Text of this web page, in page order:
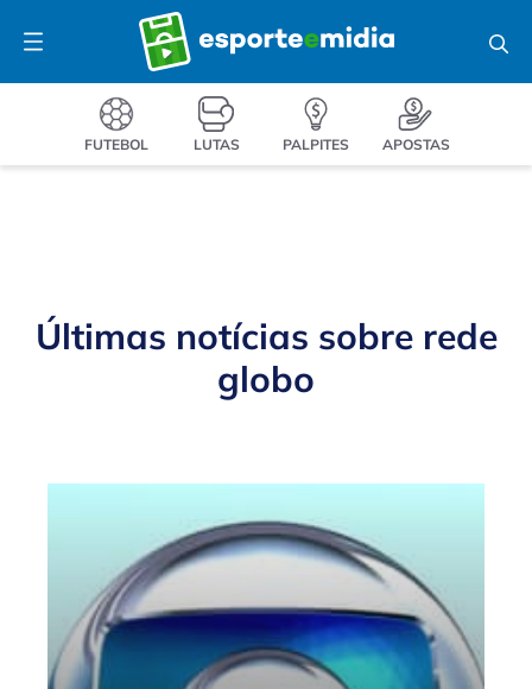
para
o
Menu
FUTEBOL LUTAS PALPITES APOSTAS
Últimas notícias sobre rede
globo